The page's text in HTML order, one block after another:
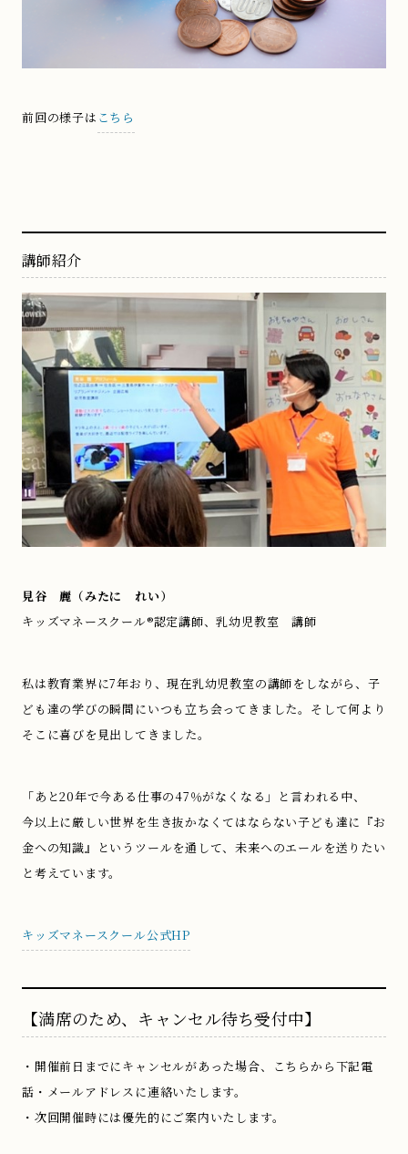
前回の様子は こちら
講師紹介
見谷 麗（みたに れい）
キッズマネースクール®認定講師、乳幼児教室 講師
私は教育業界に7年おり、現在乳幼児教室の講師をしながら、子
ども達の学びの瞬間にいつも立ち会ってきました。そして何より
そこに喜びを見出してきました。
「あと20年で今ある仕事の47％がなくなる」と言われる中、
今以上に厳しい世界を生き抜かなくてはならない子ども達に『お
金への知識』というツールを通して、未来へのエールを送りたい
と考えています。
キッズマネースクール公式HP
【満席のため、キャンセル待ち受付中】
・開催前日までにキャンセルがあった場合、こちらから下記電
話・メールアドレスに連絡いたします。
・次回開催時には優先的にご案内いたします。